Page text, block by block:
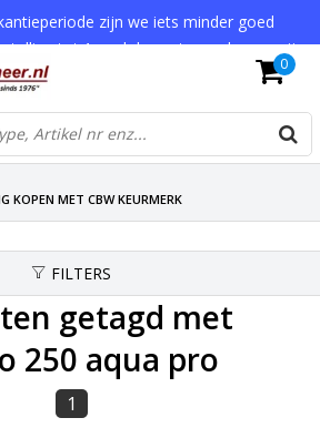
zijn we iets minder goed
tot 1 werkdag extra onderweg zijn.
voor je begrip!
€ 7,95 (GRATIS VA €75,-)
PRIJZEN TOT WEL 75% KORTING !
KOPEN MET CBW KEURMERK
0
FILTERS
getagd met
250 aqua pro
1